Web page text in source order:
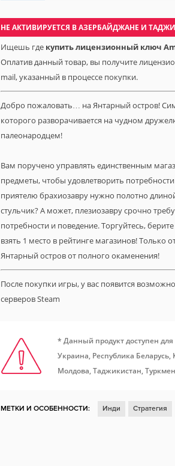
НЕ АКТИВИРУЕТСЯ В АЗЕРБАЙДЖАНЕ И
Ищешь где купить лицензионный ключ
Оплатив данный товар, вы получите
mail, указанный в процессе покупки.
Добро пожаловать… на Янтарный остров!
которого разворачивается на чудном
палеонародцем!
Вам поручено управлять единственным
предметы, чтобы удовлетворить
приятелю брахиозавру нужно полотно
стульчик? А может, плезиозавру срочно
потребности и поведение. Торгуйтесь,
взять 1 место в рейтинге магазинов! Только
Янтарный остров от полного окаменения!
После покупки игры, у вас появится
серверов Steam
* Данный продукт доступен
Украина, Республика
Молдова, Таджикистан,
МЕТКИ И ОСОБЕННОСТИ: Инди Стратегия